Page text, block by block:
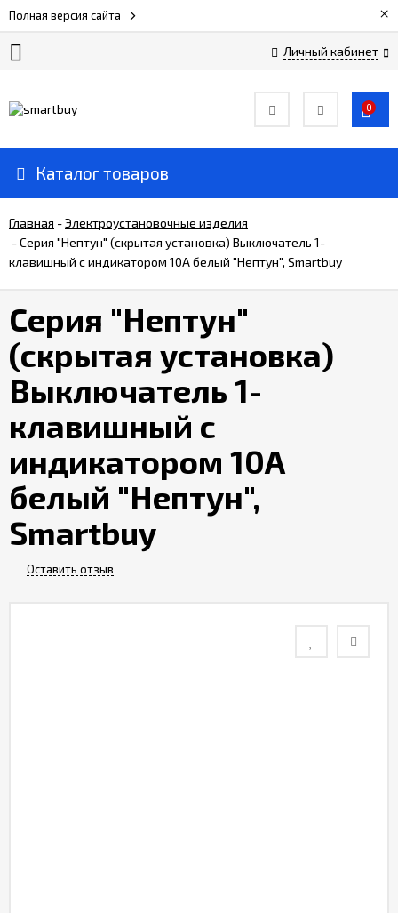
Полная версия сайта ×
Личный кабинет
Прайс-
Доставка
и
оплата
Контакты
Отзывы
0
Каталог товаров
Главная -Электроустановочные изделия
-Серия "Нептун" (скрытая установка) Выключатель 1-
клавишный с индикатором 10А белый "Нептун", Smartbuy
Серия "Нептун"
(скрытая установка)
Выключатель 1-
клавишный с
индикатором 10А
белый "Нептун",
Smartbuy
Оставить отзыв